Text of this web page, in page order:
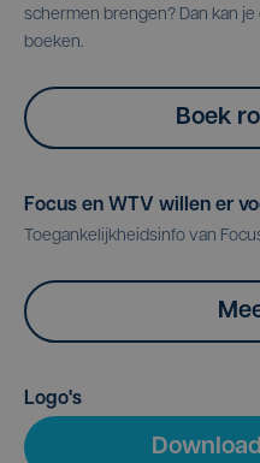
schermen brengen? Dan kan
boeken.
Boek
Focus en WTV willen er
Toegankelijkheidsinfo van
Logo's